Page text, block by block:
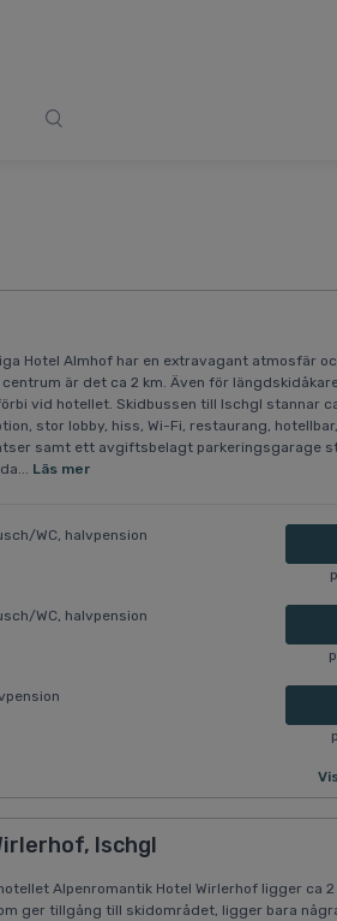
Hotel Almhof har en extravagant atmosfär
är det ca 2 km. Även för
vid hotellet. Skidbussen till Ischgl stannar
stor lobby, hiss, Wi-Fi, restaurang,
samt ett avgiftsbelagt parkeringsgarage
Läs mer
WC, halvpension
WC, halvpension
Ischgl
Alpenromantik Hotel Wirlerhof ligger ca
ger tillgång till skidområdet, ligger bara